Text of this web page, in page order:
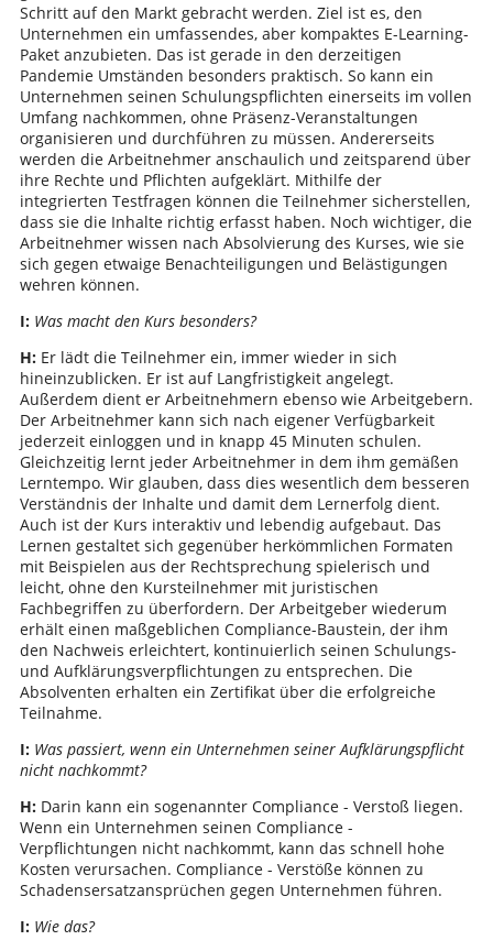
Schritt auf den Markt gebracht werden. Ziel ist es, den
Unternehmen ein umfassendes, aber kompaktes E-Learning-
Paket anzubieten. Das ist gerade in den derzeitigen
Pandemie Umständen besonders praktisch. So kann ein
Unternehmen seinen Schulungspflichten einerseits im vollen
Umfang nachkommen, ohne Präsenz-Veranstaltungen
organisieren und durchführen zu müssen. Andererseits
werden die Arbeitnehmer anschaulich und zeitsparend über
ihre Rechte und Pflichten aufgeklärt. Mithilfe der
integrierten Testfragen können die Teilnehmer sicherstellen,
dass sie die Inhalte richtig erfasst haben. Noch wichtiger, die
Arbeitnehmer wissen nach Absolvierung des Kurses, wie sie
sich gegen etwaige Benachteiligungen und Belästigungen
wehren können.
I: Was macht den Kurs besonders?
H:Er lädt die Teilnehmer ein, immer wieder in sich
hineinzublicken. Er ist auf Langfristigkeit angelegt.
Außerdem dient er Arbeitnehmern ebenso wie Arbeitgebern.
Der Arbeitnehmer kann sich nach eigener Verfügbarkeit
jederzeit einloggen und in knapp 45 Minuten schulen.
Gleichzeitig lernt jeder Arbeitnehmer in dem ihm gemäßen
Lerntempo. Wir glauben, dass dies wesentlich dem besseren
Verständnis der Inhalte und damit dem Lernerfolg dient.
Auch ist der Kurs interaktiv und lebendig aufgebaut. Das
Lernen gestaltet sich gegenüber herkömmlichen Formaten
mit Beispielen aus der Rechtsprechung spielerisch und
leicht, ohne den Kursteilnehmer mit juristischen
Fachbegriffen zu überfordern. Der Arbeitgeber wiederum
erhält einen maßgeblichen Compliance-Baustein, der ihm
den Nachweis erleichtert, kontinuierlich seinen Schulungs-
und Aufklärungsverpflichtungen zu entsprechen. Die
Absolventen erhalten ein Zertifikat über die erfolgreiche
Teilnahme.
I: Was passiert, wenn ein Unternehmen seiner Aufklärungspflicht
nicht nachkommt?
H:Darin kann ein sogenannter Compliance - Verstoß liegen.
Wenn ein Unternehmen seinen Compliance -
Verpflichtungen nicht nachkommt, kann das schnell hohe
Kosten verursachen. Compliance - Verstöße können zu
Schadensersatzansprüchen gegen Unternehmen führen.
I: Wie das?